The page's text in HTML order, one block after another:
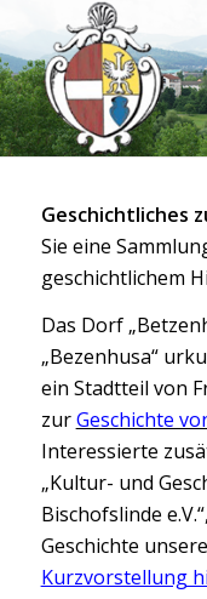
Geschichtliches
Sie eine
geschichtlichem
Das Dorf
„Bezenhusa“
ein Stadtteil von
zurGeschichte
Interessierte
„Kultur- und
Bischofslinde
Geschichte
Kurzvorstellung